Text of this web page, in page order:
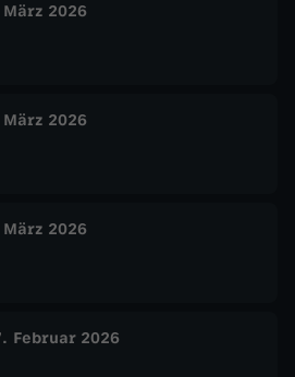
2026
2026
2026
Februar 2026